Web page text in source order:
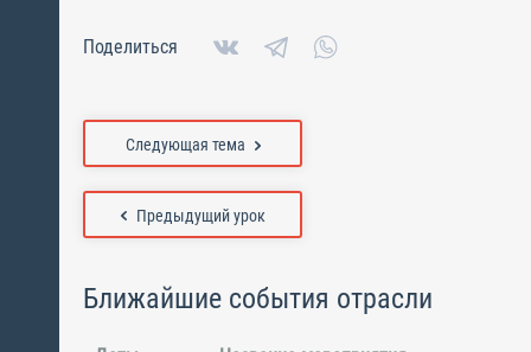
Поделиться
Предыдущий урок
Следующая тема
Ближайшие события отрасли